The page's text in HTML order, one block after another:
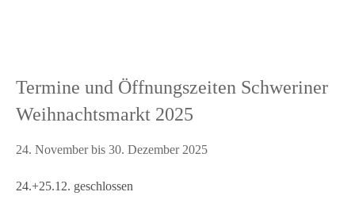
Termine und Öffnungszeiten Schweriner
Weihnachtsmarkt 2025
24. November bis 30. Dezember 2025
24.+25.12. geschlossen